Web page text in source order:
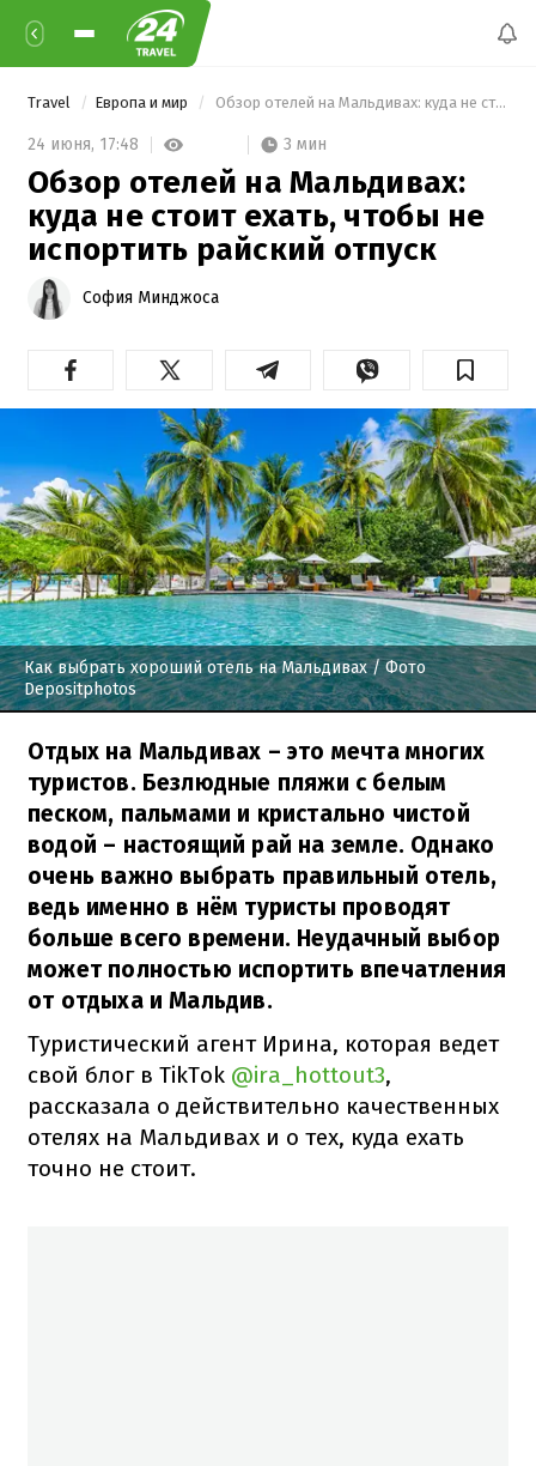
Travel Европа и мир Обзор отелей на Мальдивах: куда не стоит ехать, чтобы не испортить райский отпуск
24 июня, 17:48 3 мин
Обзор отелей на Мальдивах:
куда не стоит ехать, чтобы не
испортить райский отпуск
София Минджоса
Как выбрать хороший отель на Мальдивах/ Фото
Depositphotos
Отдых на Мальдивах – это мечта многих
туристов. Безлюдные пляжи с белым
песком, пальмами и кристально чистой
водой – настоящий рай на земле. Однако
очень важно выбрать правильный отель,
ведь именно в нём туристы проводят
больше всего времени. Неудачный выбор
может полностью испортить впечатления
от отдыха и Мальдив.
Туристический агент Ирина, которая ведет
свой блог в TikTok @ira_hottout3,
рассказала о действительно качественных
отелях на Мальдивах и о тех, куда ехать
точно не стоит.